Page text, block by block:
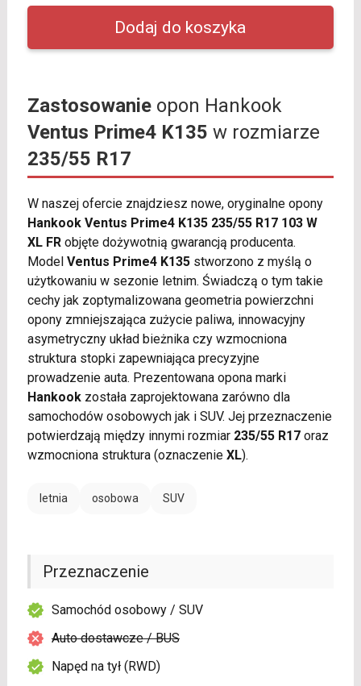
Zastosowanieopon Hankook
Ventus Prime4 K135 w rozmiarze
235/55 R17
W naszej ofercie znajdziesz nowe, oryginalne opony
Hankook Ventus Prime4 K135 235/55 R17 103 W
XL FRobjęte dożywotnią gwarancją producenta.
Model Ventus Prime4 K135stworzono z myślą o
użytkowaniu w sezonie letnim. Świadczą o tym takie
cechy jak zoptymalizowana geometria powierzchni
opony zmniejszająca zużycie paliwa, innowacyjny
asymetryczny układ bieżnika czy wzmocniona
struktura stopki zapewniająca precyzyjne
prowadzenie auta. Prezentowana opona marki
Hankookzostała zaprojektowana zarówno dla
samochodów osobowych jak i SUV. Jej przeznaczenie
potwierdzają między innymi rozmiar 235/55 R17oraz
wzmocniona struktura (oznaczenie XL).
letnia osobowa SUV
Przeznaczenie
Samochód osobowy / SUV
Auto dostawcze / BUS
Napęd na tył (RWD)